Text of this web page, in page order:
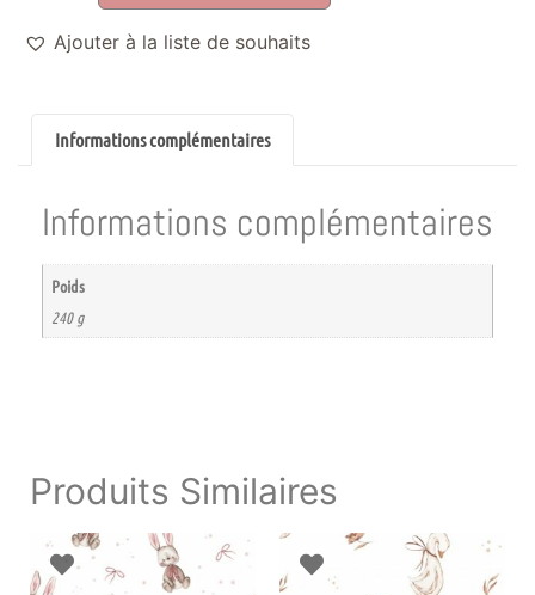
Ajouter à la liste de souhaits
Informations complémentaires
Informations complémentaires
Poids
240 g
Produits Similaires